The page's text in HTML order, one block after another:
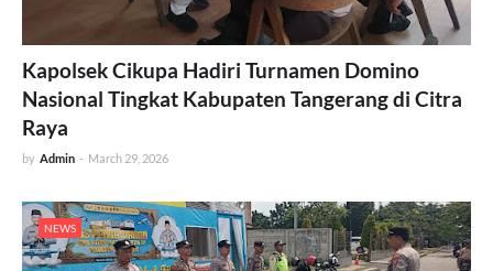
Kapolsek Cikupa Hadiri Turnamen Domino
Nasional Tingkat Kabupaten Tangerang di Citra
Raya
by Admin - March 29, 2026
NEWS